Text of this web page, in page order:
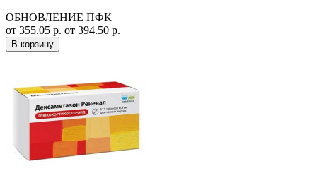
ОБНОВЛЕНИЕ ПФК
от 355.05 р. от 394.50 р.
В корзину